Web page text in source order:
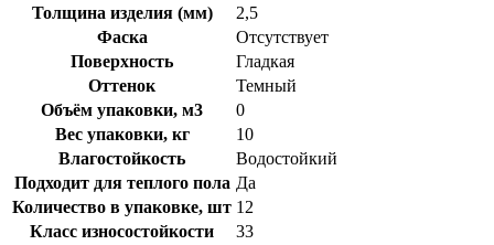
Толщина изделия (мм)
2,5
Фаска
Отсутствует
Поверхность
Гладкая
Оттенок
Темный
Объём упаковки, м3
0
Вес упаковки, кг
10
Влагостойкость
Водостойкий
Подходит для теплого пола Да
Количество в упаковке, шт 12
Класс износостойкости
33